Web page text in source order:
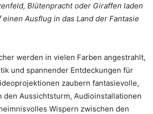
Blütenpracht oder Giraffen laden
Ausflug in das Land der Fantasie
werden in vielen Farben angestrahlt,
und spannender Entdeckungen für
zaubern fantasievolle,
den Aussichtsturm, Audioinstallationen
Wispern zwischen den